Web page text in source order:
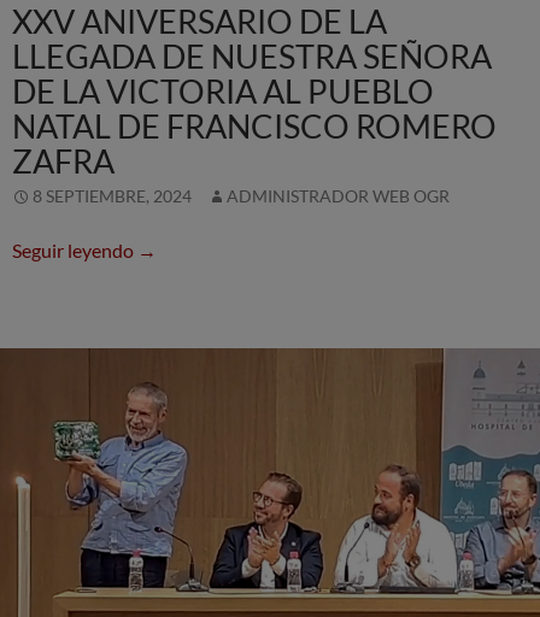
XXV ANIVERSARIO DE LA
LLEGADA DE NUESTRA SEÑORA
DE LA VICTORIA AL PUEBLO
NATAL DE FRANCISCO ROMERO
ZAFRA
8 SEPTIEMBRE, 2024 ADMINISTRADOR WEB OGR
Seguir leyendo XXV Aniversario de la llegada de Nuestra
→